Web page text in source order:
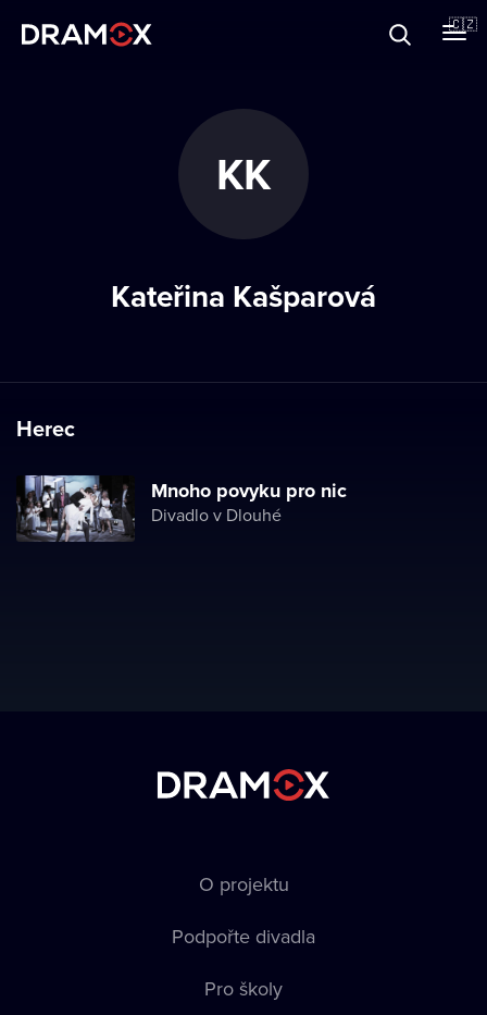
🇨🇿
KK
Kateřina Kašparová
Herec
Mnoho povyku pro nic
Divadlo v Dlouhé
O projektu
Podpořte divadla
Pro školy